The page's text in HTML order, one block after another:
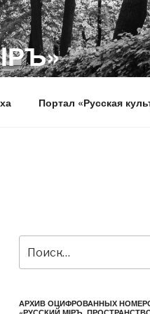
2016 гг.)
Портал «Русская
АРХИВ ОЦИФРОВАННЫХ